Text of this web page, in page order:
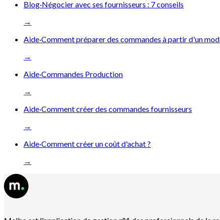
Blog·Négocier avec ses fournisseurs : 7 conseils
→
Aide·Comment préparer des commandes à partir d'un
→
Aide·Commandes Production
→
Aide·Comment créer des commandes fournisseurs
→
Aide·Comment créer un coût d'achat ?
→